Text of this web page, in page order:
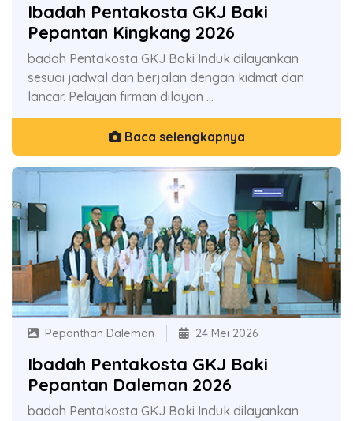
Ibadah Pentakosta GKJ Baki
Pepantan Kingkang 2026
badah Pentakosta GKJ Baki Induk dilayankan
sesuai jadwal dan berjalan dengan kidmat dan
lancar. Pelayan firman dilayan ...
Baca selengkapnya
Pepanthan Daleman 24 Mei 2026
Ibadah Pentakosta GKJ Baki
Pepantan Daleman 2026
badah Pentakosta GKJ Baki Induk dilayankan